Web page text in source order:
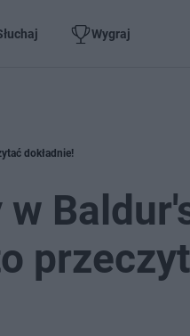
Wygraj
dokładnie!